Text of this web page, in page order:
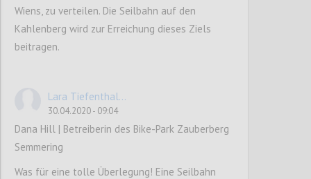
P4
Wiens, zu verteilen. Die Seilbahn auf den
Kahlenberg wird zur Erreichung dieses Ziels
beitragen.
Lara Tiefenthal...
30.04.2020 - 09:04
Dana Hill | Betreiberin des Bike-Park Zauberberg
Semmering
Was für eine tolle Überlegung! Eine Seilbahn